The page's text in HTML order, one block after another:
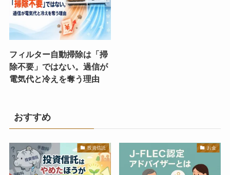
フィルター自動掃除は「掃
除不要」ではない。過信が
電気代と冷えを奪う理由
おすすめ
投資信託 お金